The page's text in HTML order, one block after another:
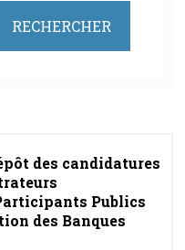
des candidatures
Publics
des Banques